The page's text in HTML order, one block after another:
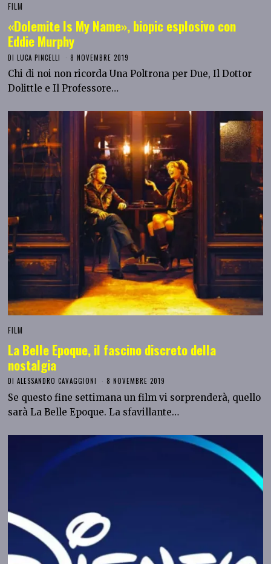
FILM
«Dolemite Is My Name», biopic esplosivo con
Eddie Murphy
DILUCA PINCELLI 8 NOVEMBRE 2019
Chi di noi non ricorda Una Poltrona per Due, Il Dottor
Dolittle e Il Professore…
FILM
La Belle Epoque, il fascino discreto della
nostalgia
DIALESSANDRO CAVAGGIONI 8 NOVEMBRE 2019
Se questo fine settimana un film vi sorprenderà, quello
sarà La Belle Epoque. La sfavillante…